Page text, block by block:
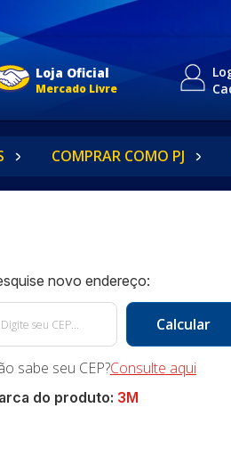
Loja Oficial
Mercado Livre
COMPRAR COMO PJ
sabe seu CEP?Consulte aqui
do produto: 3M